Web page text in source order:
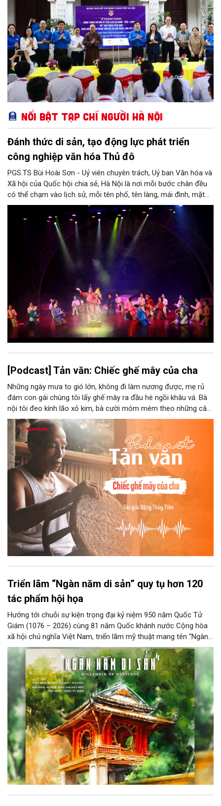
Nổi bật Tạp chí Người Hà Nội
Đánh thức di sản, tạo động lực phát triển
công nghiệp văn hóa Thủ đô
PGS.TS Bùi Hoài Sơn - Uỷ viên chuyên trách, Uỷ ban Văn hóa và
Xã hội của Quốc hội chia sẻ, Hà Nội là nơi mỗi bước chân đều
có thể chạm vào lịch sử, mỗi tên phố, tên làng, mái đình, mặt
hồ, nếp nhà, câu hát, món ăn, làn điệu, nghề thủ công đều có
thể kể một câu chuyện về chiều sâu văn hiến của dân tộc.
Nhưng trong kỷ nguyên mới, câu hỏi đặt ra không chỉ Hà Nội có
bao nhiêu di sản, bao nhiêu văn nghệ sĩ, trí thức, không gian ký
ức, mà là làm thế nào để những giá trị ấy trở thành nguồn lực
phát triển, thành sức mạnh mềm, thành động lực sáng tạo,
thành năng lực cạnh tranh của Thủ đô.
[Podcast] Tản văn: Chiếc ghế mây của cha
Những ngày mưa to gió lớn, không đi làm nương được, mẹ rủ
đám con gái chúng tôi lấy ghế mây ra đầu hè ngồi khâu vá. Bà
nội tôi đeo kính lão xỏ kim, bà cười móm mém theo những câu
chuyện kể tếu táo của đám trẻ chúng tôi. Chiếc ghế mây phát
ra âm thanh kin kít chịu đựng sức nặng cơ thể con người theo
những điệu cười khúc khích.
Triển lãm “Ngàn năm di sản” quy tụ hơn 120
tác phẩm hội họa
Hướng tới chuỗi sự kiện trọng đại kỷ niệm 950 năm Quốc Tử
Giám (1076 – 2026) cùng 81 năm Quốc khánh nước Cộng hòa
xã hội chủ nghĩa Việt Nam, triển lãm mỹ thuật mang tên “Ngàn
năm di sản” sẽ chính thức khai mạc vào ngày 8/8 tại Nhà Thái
Học, Di tích Quốc gia đặc biệt Văn Miếu – Quốc Tử Giám. Sự
kiện kéo dài đến ngày 25/9/2026 hứa hẹn trở thành điểm đến
văn hóa đầy sức hút, góp phần làm phong phú đời sống nghệ
thuật của Thủ đô trong mùa thu này.